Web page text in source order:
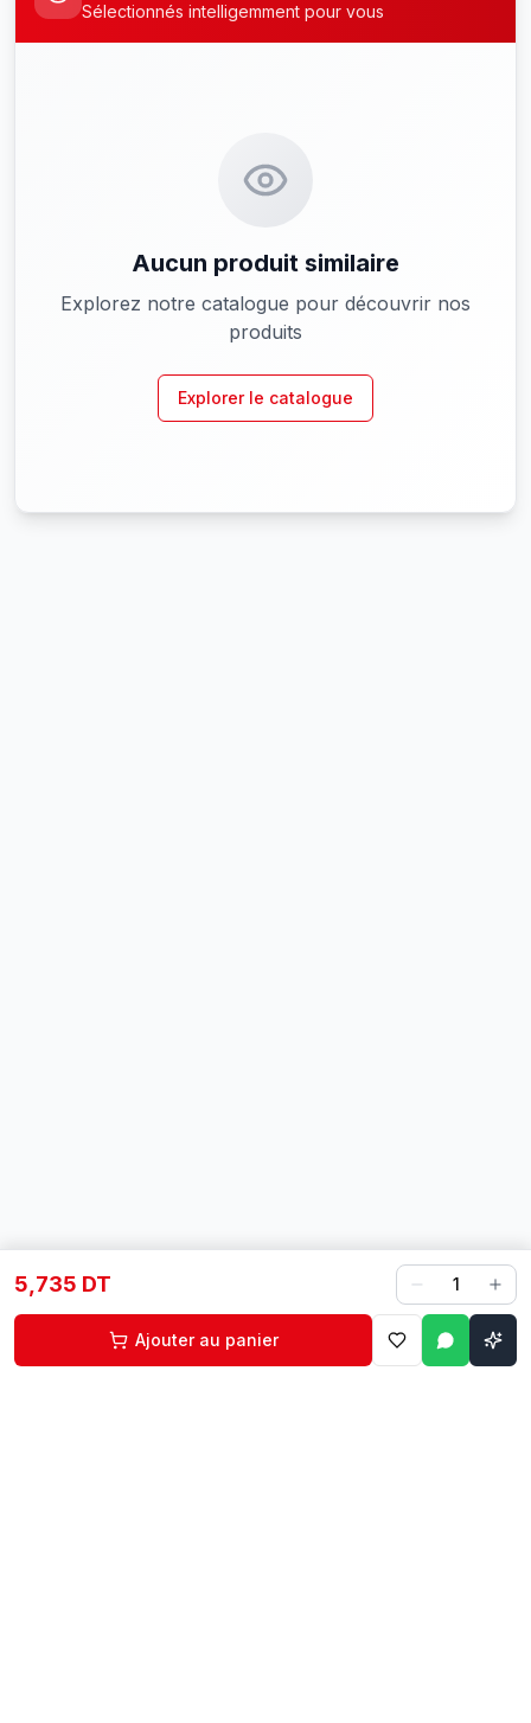
Sélectionnés intelligemment pour vous
Aucun produit similaire
Explorez notre catalogue pour découvrir nos
produits
Explorer le catalogue
5,735 DT 1
Ajouter au panier